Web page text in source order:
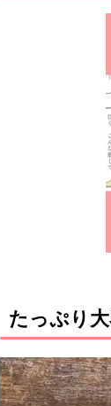
たっぷり